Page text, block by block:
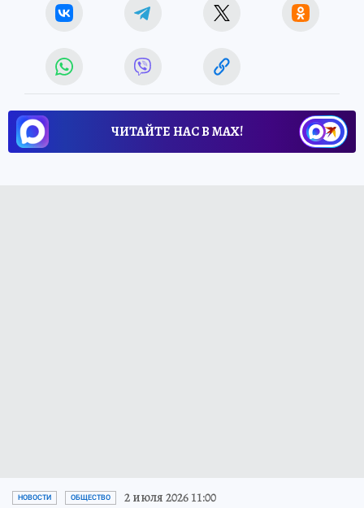
ЧИТАЙТЕ НАС В МАХ!
НОВОСТИ ОБЩЕСТВО 2 июля 2026 11:00